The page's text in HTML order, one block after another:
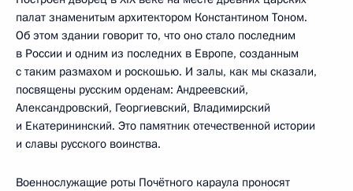
палат знаменитым архитектором Константином Тоном.
Об этом здании говорит то, что оно стало последним
в России и одним из последних в Европе, созданным
с таким размахом и роскошью. И залы, как мы сказали,
посвящены русским орденам: Андреевский,
Александровский, Георгиевский, Владимирский
и Екатерининский. Это памятник отечественной истории
и славы русского воинства.
Военнослужащие роты Почётного караула проносят